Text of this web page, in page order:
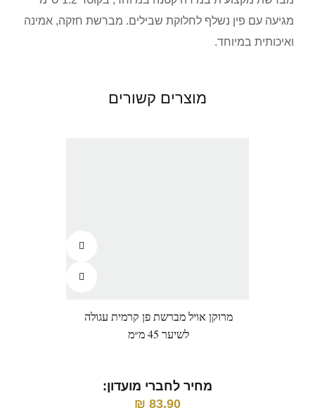
מגיעה עם פין נשלף לחלוקת שבילים. מברשת חזקה, אמינה
ואיכותית במיוחד.
מוצרים קשורים
מרוקן אויל מברשת פן קרמית עגולה
לשיער 45 מ״מ
מחיר לחברי מועדון:
83.90
₪